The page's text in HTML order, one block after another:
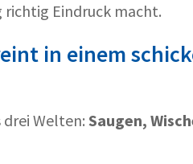
Eindruck macht.
in einem
Welten:Saugen,